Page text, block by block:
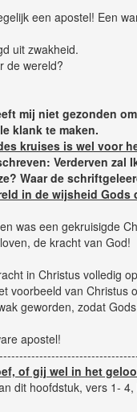
een apostel! Een
uit zwakheid.
de wereld?
mij niet gezonden
klank te maken.
kruises is wel voor
Verderven
Waar de
in de wijsheid
was een gekruisigde
de kracht van God!
in Christus volledig
voorbeeld van Christus
geworden, zodat
apostel!
of gij wel in het
dit hoofdstuk, vers 1-